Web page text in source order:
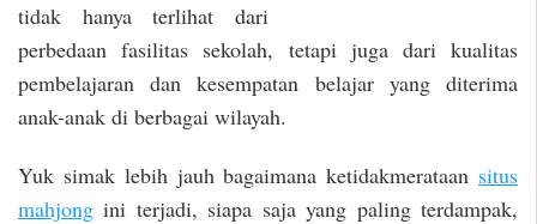
tidak hanya terlihat dari
perbedaan fasilitas sekolah, tetapi juga dari kualitas
pembelajaran dan kesempatan belajar yang diterima
anak-anak di berbagai wilayah.
Yuk simak lebih jauh bagaimana ketidakmerataan situs
mahjong ini terjadi, siapa saja yang paling terdampak,